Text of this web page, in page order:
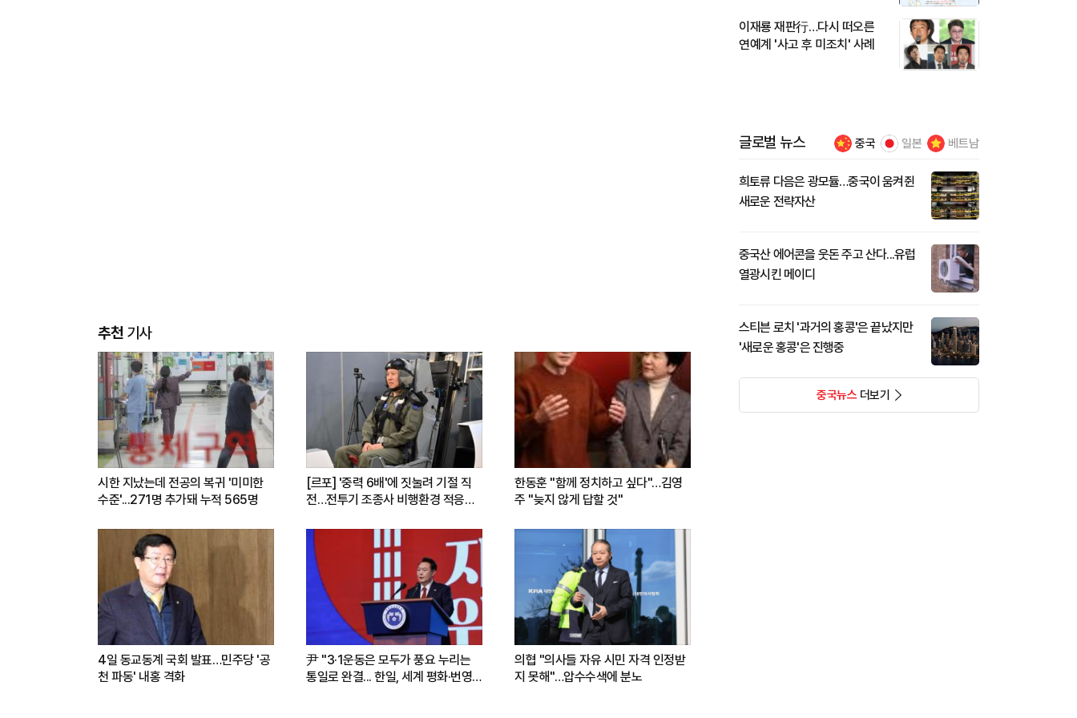
추천기사
시한 지났는데 전공의 복귀 '미미한
수준'...271명 추가돼 누적 565명
[르포] '중력 6배'에 짓눌려 기절 직
전…전투기 조종사 비행환경 적응훈
한동훈 "함께 정치하고 싶다"…김영
주 "늦지 않게 답할 것"
4일 동교동계 국회 발표…민주당 '공
천 파동' 내홍 격화
尹 "3·1운동은 모두가 풍요 누리는
통일로 완결... 한일, 세계 평화·번영
의협 "의사들 자유 시민 자격 인정받
지 못해"…압수수색에 분노
이재룡 재판行…다시 떠오른
연예계 '사고 후 미조치' 사례
글로벌 뉴스 중국 일본 베트남
희토류 다음은 광모듈…중국이 움켜쥔
새로운 전략자산
중국산 에어콘을 웃돈 주고 산다...유럽
열광시킨 메이디
스티븐 로치 '과거의 홍콩'은 끝났지만
'새로운 홍콩'은 진행중
중국뉴스더보기